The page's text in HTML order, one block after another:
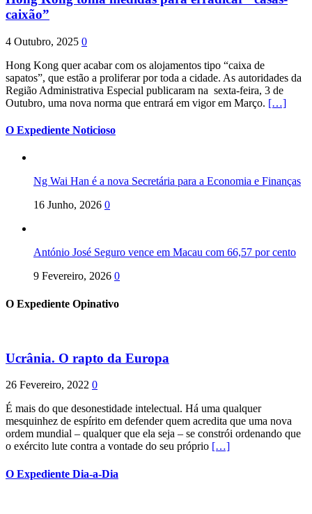
caixão”
4 Outubro, 2025 0
Hong Kong quer acabar com os alojamentos tipo “caixa de
sapatos”, que estão a proliferar por toda a cidade. As autoridades da
Região Administrativa Especial publicaram na sexta-feira, 3 de
Outubro, uma nova norma que entrará em vigor em Março. […]
O Expediente Noticioso
Ng Wai Han é a nova Secretária para a Economia e Finanças
16 Junho, 2026 0
António José Seguro vence em Macau com 66,57 por cento
9 Fevereiro, 2026 0
O Expediente Opinativo
Ucrânia. O rapto da Europa
26 Fevereiro, 2022 0
É mais do que desonestidade intelectual. Há uma qualquer
mesquinhez de espírito em defender quem acredita que uma nova
ordem mundial – qualquer que ela seja – se constrói ordenando que
o exército lute contra a vontade do seu próprio […]
O Expediente Dia-a-Dia